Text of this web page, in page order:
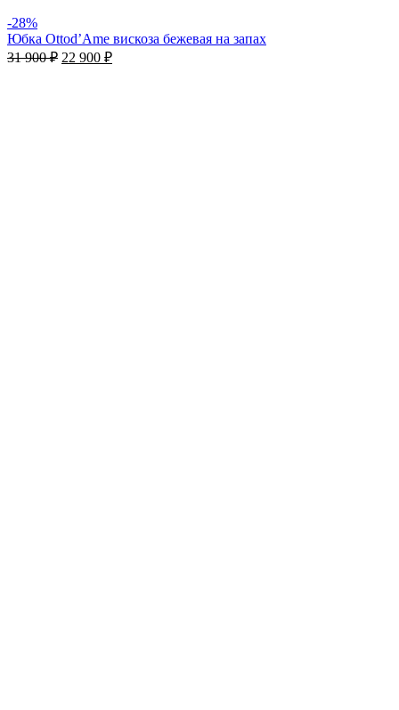
-28%
Юбка Ottod’Ame вискоза бежевая на запах
31 900₽ 22 900 ₽